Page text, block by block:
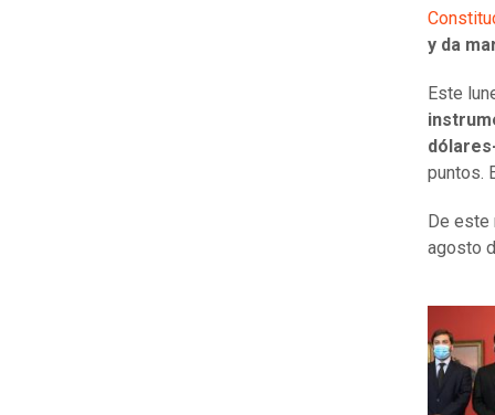
y da
Este
puntos.
De
agosto